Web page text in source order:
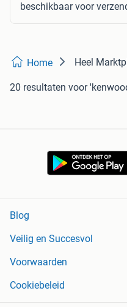
beschikbaar voor
Home Heel
20 resultaten voor
Blog
Veilig en Succesvol
Voorwaarden
Cookiebeleid